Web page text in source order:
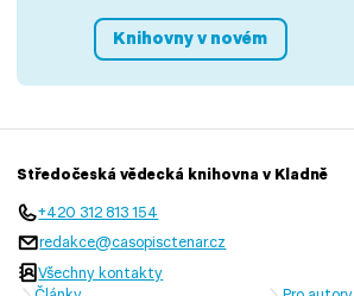
Knihovny v novém
Středočeská vědecká knihovna v Kladně
+420 312 813 154
redakce@casopisctenar.cz
Všechny kontakty